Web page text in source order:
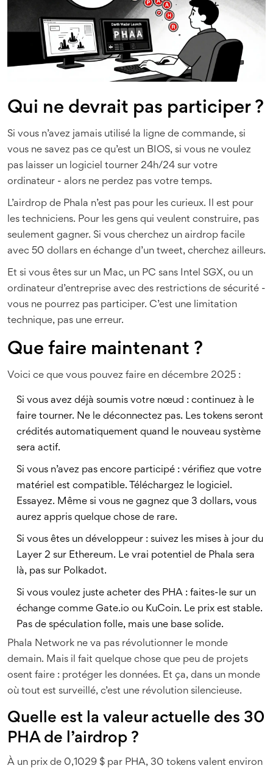
Qui ne devrait pas participer ?
Si vous n’avez jamais utilisé la ligne de commande, si
vous ne savez pas ce qu’est un BIOS, si vous ne voulez
pas laisser un logiciel tourner 24h/24 sur votre
ordinateur - alors ne perdez pas votre temps.
L’airdrop de Phala n’est pas pour les curieux. Il est pour
les techniciens. Pour les gens qui veulent construire, pas
seulement gagner. Si vous cherchez un airdrop facile
avec 50 dollars en échange d’un tweet, cherchez ailleurs.
Et si vous êtes sur un Mac, un PC sans Intel SGX, ou un
ordinateur d’entreprise avec des restrictions de sécurité -
vous ne pourrez pas participer. C’est une limitation
technique, pas une erreur.
Que faire maintenant ?
Voici ce que vous pouvez faire en décembre 2025 :
Si vous avez déjà soumis votre nœud : continuez à le
faire tourner. Ne le déconnectez pas. Les tokens seront
crédités automatiquement quand le nouveau système
sera actif.
Si vous n’avez pas encore participé : vérifiez que votre
matériel est compatible. Téléchargez le logiciel.
Essayez. Même si vous ne gagnez que 3 dollars, vous
aurez appris quelque chose de rare.
Si vous êtes un développeur : suivez les mises à jour du
Layer 2 sur Ethereum. Le vrai potentiel de Phala sera
là, pas sur Polkadot.
Si vous voulez juste acheter des PHA : faites-le sur un
échange comme Gate.io ou KuCoin. Le prix est stable.
Pas de spéculation folle, mais une base solide.
Phala Network ne va pas révolutionner le monde
demain. Mais il fait quelque chose que peu de projets
osent faire : protéger les données. Et ça, dans un monde
où tout est surveillé, c’est une révolution silencieuse.
Quelle est la valeur actuelle des 30
PHA de l’airdrop ?
À un prix de 0,1029 $ par PHA, 30 tokens valent environ